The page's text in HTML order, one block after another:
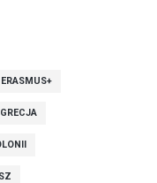
ERASMUS+
GRECJA